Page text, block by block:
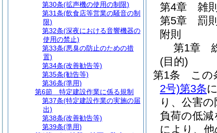
第4章
雑
第5章
罰
附則
第1章
(目的)
第1条
この
2号)第3条
り、公害
負荷の低
により、
第30条(拡声機の使用の制限)
第31条(飲食店等営業の騒音の制
限)
第32条(深夜における音響機器の
使用の禁止)
第33条(悪臭の防止のための措
置)
第34条(改善勧告等)
第35条(勧告等)
第36条(準用)
第6節
特定建設作業に係る規制
第37条(特定建設作業の実施の届
出)
第38条(改善勧告等)
第39条(準用)